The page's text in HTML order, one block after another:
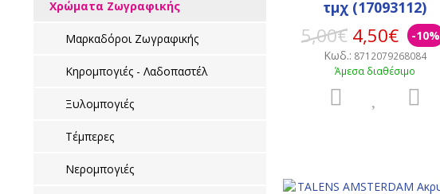
Χρώματα Ζωγραφικής
Μαρκαδόροι Ζωγραφικής
Κηρομπογιές - Λαδοπαστέλ
Ξυλομπογιές
Τέμπερες
Νερομπογιές
τμχ (17093112)
5,00€ 4,50€
-10%
Κωδ.: 8712079268084
Άμεσα διαθέσιμο